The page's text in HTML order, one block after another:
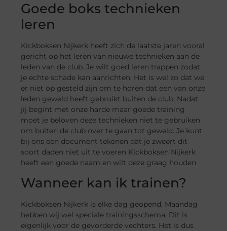
Goede boks technieken
leren
Kickboksen Nijkerk heeft zich de laatste jaren vooral
gericht op het leren van nieuwe technieken aan de
leden van de club. Je wilt goed leren trappen zodat
je echte schade kan aanrichten. Het is wel zo dat we
er niet op gesteld zijn om te horen dat een van onze
leden geweld heeft gebruikt buiten de club. Nadat
jij begint met onze harde maar goede training
moet je beloven deze technieken niet te gebruiken
om buiten de club over te gaan tot geweld. Je kunt
bij ons een document tekenen dat je zweert dit
soort daden niet uit te voeren Kickboksen Nijkerk
heeft een goede naam en wilt deze graag houden
Wanneer kan ik trainen?
Kickboksen Nijkerk is elke dag geopend. Maandag
hebben wij wel speciale trainingsschema. Dit is
eigenlijk voor de gevorderde vechters. Het is dus